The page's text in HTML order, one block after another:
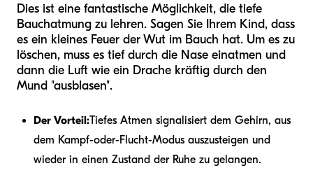
Dies ist eine fantastische Möglichkeit, die tiefe
Bauchatmung zu lehren. Sagen Sie Ihrem Kind, dass
es ein kleines Feuer der Wut im Bauch hat. Um es zu
löschen, muss es tief durch die Nase einatmen und
dann die Luft wie ein Drache kräftig durch den
Mund "ausblasen".
Der Vorteil:Tiefes Atmen signalisiert dem Gehirn, aus
dem Kampf-oder-Flucht-Modus auszusteigen und
wieder in einen Zustand der Ruhe zu gelangen.